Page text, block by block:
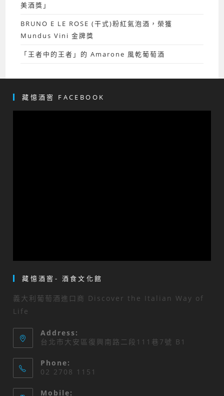
美酒獎」
BRUNO E LE ROSE (干式)粉紅氣泡酒，榮獲
Mundus Vini 金牌獎
「王者中的王者」的 Amarone 風乾葡萄酒
藏憶酒窖 FACEBOOK
藏憶酒窖- 酒食文化館
義大利葡萄酒進口商 Discover the Italian Way of
Life
Address:
台北市大安區復興南路二段111巷7號 B1
Phone:
02 2708 1151
Mobile: